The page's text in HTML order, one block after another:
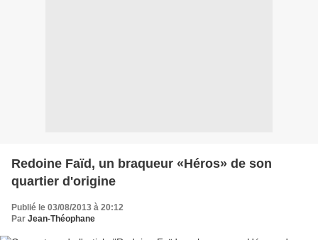
Redoine Faïd, un braqueur «Héros» de son
quartier d'origine
Publié le 03/08/2013 à 20:12
Par Jean-Théophane